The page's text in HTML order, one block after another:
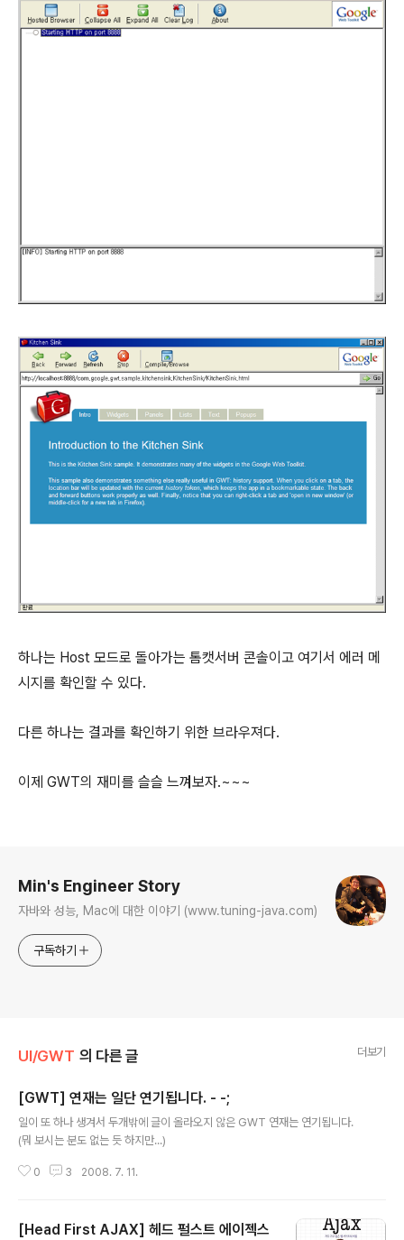
하나는 Host 모드로 돌아가는 톰캣서버 콘솔이고 여기서 에러 메
시지를 확인할 수 있다.
다른 하나는 결과를 확인하기 위한 브라우져다.
이제 GWT의 재미를 슬슬 느껴보자.~~~
Min's Engineer Story
자바와 성능, Mac에 대한 이야기 (www.tuning-java.com)
구독하기
UI/GWT 의 다른 글 더보기
[GWT] 연재는 일단 연기됩니다. - -;
일이 또 하나 생겨서 두개밖에 글이 올라오지 않은 GWT 연재는 연기됩니다.
(뭐 보시는 분도 없는 듯 하지만...)
0 3 2008. 7. 11.
[Head First AJAX] 헤드 펄스트 에이젝스